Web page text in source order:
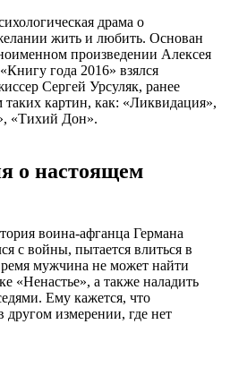
драма о
жить и любить. Основан
произведении Алексея
года 2016» взялся
Сергей Урсуляк, ранее
картин, как: «Ликвидация»,
«Тихий Дон».
о настоящем
воина-афганца Германа
с войны, пытается влиться в
мужчина не может найти
«Ненастье», а также наладить
Ему кажется, что
измерении, где нет